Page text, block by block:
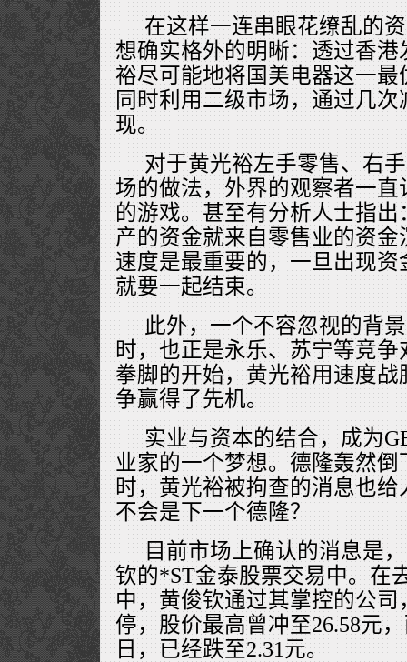
在这样一连串眼花缭乱的
想确实格外的明晰：透过香
裕尽可能地将国美电器这一
同时利用二级市场，通过几
现。
对于黄光裕左手零售、右
场的做法，外界的观察者一
的游戏。甚至有分析人士指
产的资金就来自零售业的资
速度是最重要的，一旦出现
就要一起结束。
此外，一个不容忽视的背
时，也正是永乐、苏宁等竞
拳脚的开始，黄光裕用速度
争赢得了先机。
实业与资本的结合，成为
业家的一个梦想。德隆轰然
时，黄光裕被拘查的消息也
不会是下一个德隆？
目前市场上确认的消息是
钦的*ST金泰股票交易中。在
中，黄俊钦通过其掌控的公司
停，股价最高曾冲至26.58元
日，已经跌至2.31元。